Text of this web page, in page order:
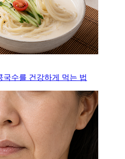
국수를 건강하게 먹는 법